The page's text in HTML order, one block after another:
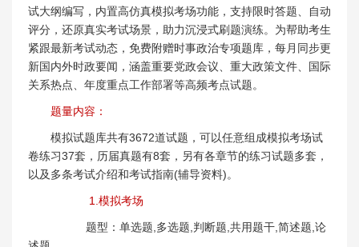
试大纲编写，内置高仿真模拟考场功能，支持限时答题、自动
评分，还原真实考试场景，助力沉浸式刷题演练。为帮助考生
紧跟最新考试动态，免费附赠时事政治专项题库，每月同步更
新国内外时政要闻，涵盖重要党政会议、重大政策文件、国际
关系热点、年度重点工作部署等高频考点试题。
题量内容：
模拟试题库共有3672道试题，可以任意组成模拟考场试
卷练习37套，历届真题有8套，另有各章节的练习试题多套，
以及多条考试介绍和考试指南(辅导资料)。
1.模拟考场
题型：单选题,多选题,判断题,共用题干,简述题,论